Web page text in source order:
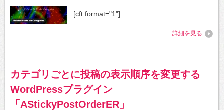
[cft format="1"]…
詳細を見る
カテゴリごとに投稿の表示順序を変更する
WordPressプラグイン
「AStickyPostOrderER」